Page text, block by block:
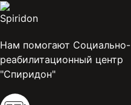
Нам помогают Социально-
реабилитационный центр
"Спиридон"